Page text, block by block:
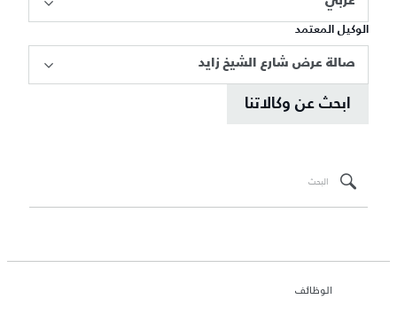
الوكيل المعتمد
صالة عرض شارع الشيخ زايد
ابحث عن وكالاتنا
الوظائف